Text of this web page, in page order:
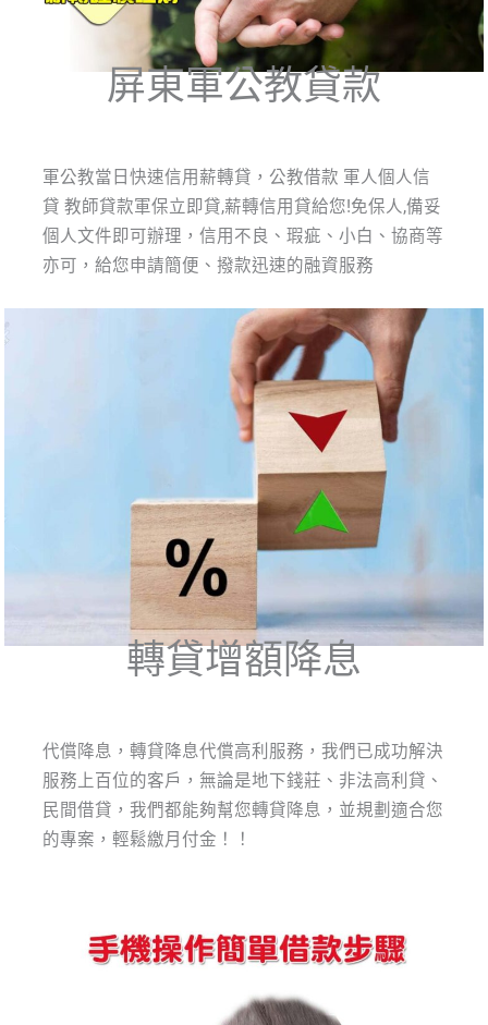
屏東軍公教貸款
軍公教當日快速信用薪轉貸，公教借款 軍人個人信
貸 教師貸款軍保立即貸,薪轉信用貸給您!免保人,備妥
個人文件即可辦理，信用不良、瑕疵、小白、協商等
亦可，給您申請簡便、撥款迅速的融資服務
轉貸增額降息
代償降息，轉貸降息代償高利服務，我們已成功解決
服務上百位的客戶，無論是地下錢莊、非法高利貸、
民間借貸，我們都能夠幫您轉貸降息，並規劃適合您
的專案，輕鬆繳月付金！！